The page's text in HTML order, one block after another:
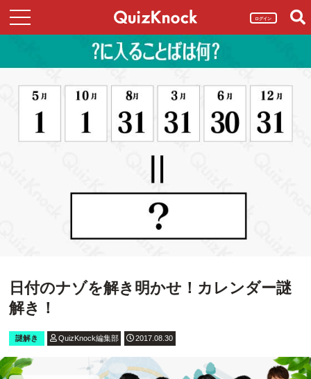
ログイン
日付のナゾを解き明かせ！カレンダー謎
解き！
謎解き QuizKnock編集部 2017.08.30